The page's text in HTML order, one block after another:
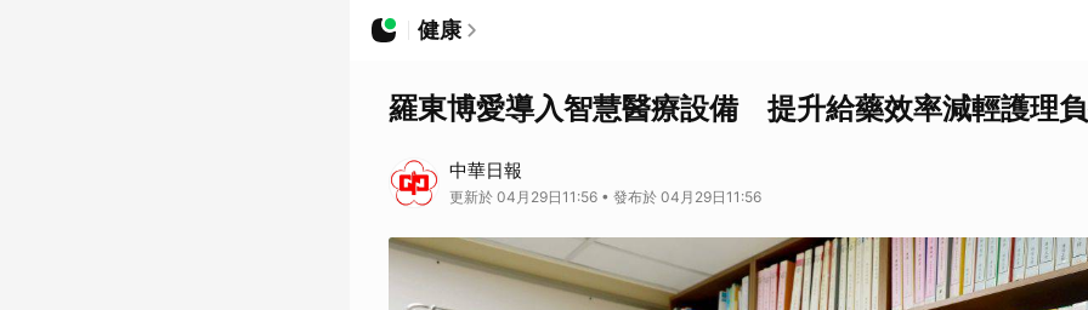
健康
羅東博愛導入智慧醫療設備 提升給藥效率減輕護理
中華日報
更新於 04月29日11:56 • 發布於 04月29日11:56